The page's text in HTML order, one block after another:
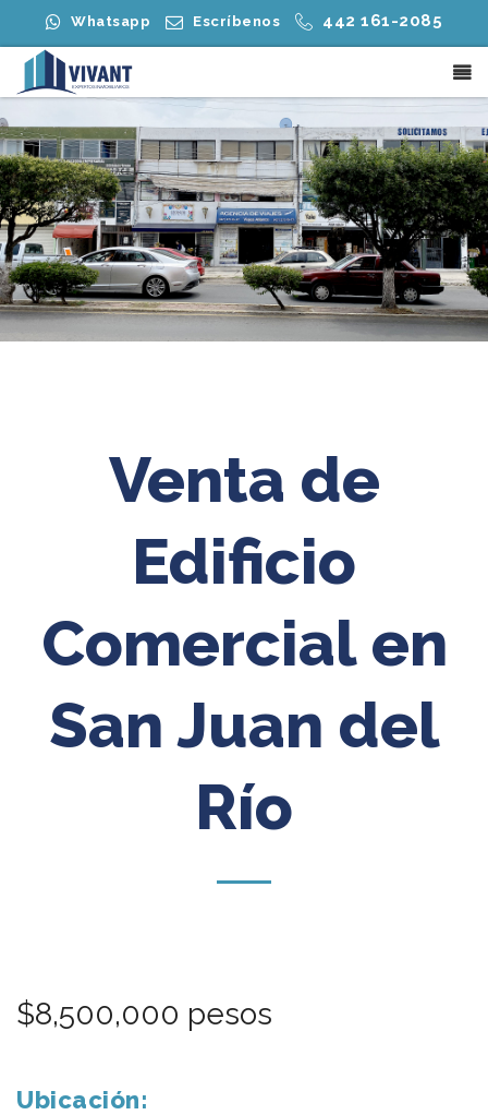
Whatsapp Escríbenos 442 161-2085
Venta de
Edificio
Comercial en
San Juan del
Río
$8,500,000 pesos
Ubicación: